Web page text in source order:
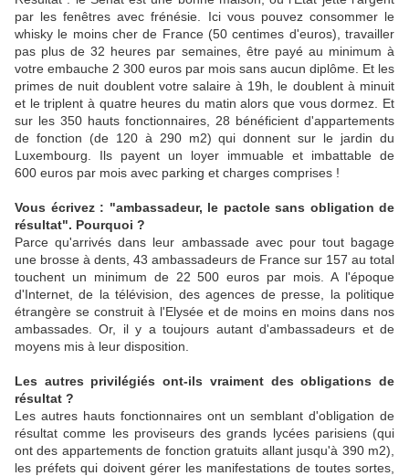
par les fenêtres avec frénésie. Ici vous pouvez consommer le
whisky le moins cher de France (50 centimes d'euros), travailler
pas plus de 32 heures par semaines, être payé au minimum à
votre embauche 2 300 euros par mois sans aucun diplôme. Et les
primes de nuit doublent votre salaire à 19h, le doublent à minuit
et le triplent à quatre heures du matin alors que vous dormez. Et
sur les 350 hauts fonctionnaires, 28 bénéficient d'appartements
de fonction (de 120 à 290 m2) qui donnent sur le jardin du
Luxembourg. Ils payent un loyer immuable et imbattable de
600 euros par mois avec parking et charges comprises !
Vous écrivez : "ambassadeur, le pactole sans obligation de
résultat". Pourquoi ?
Parce qu'arrivés dans leur ambassade avec pour tout bagage
une brosse à dents, 43 ambassadeurs de France sur 157 au total
touchent un minimum de 22 500 euros par mois. A l'époque
d'Internet, de la télévision, des agences de presse, la politique
étrangère se construit à l'Elysée et de moins en moins dans nos
ambassades. Or, il y a toujours autant d'ambassadeurs et de
moyens mis à leur disposition.
Les autres privilégiés ont-ils vraiment des obligations de
résultat ?
Les autres hauts fonctionnaires ont un semblant d'obligation de
résultat comme les proviseurs des grands lycées parisiens (qui
ont des appartements de fonction gratuits allant jusqu'à 390 m2),
les préfets qui doivent gérer les manifestations de toutes sortes,